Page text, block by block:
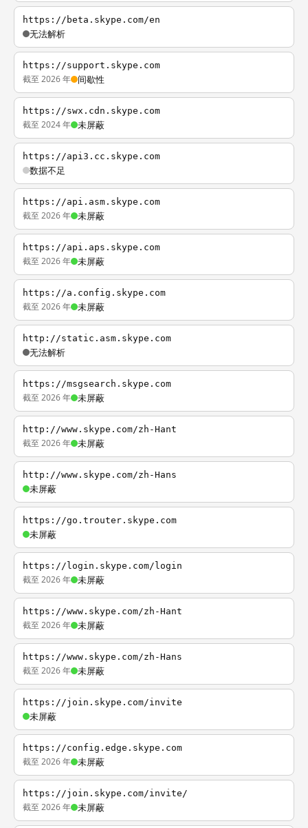
https://beta.skype.com/en
无法解析
https://support.skype.com
截至 2026 年 间歇性
https://swx.cdn.skype.com
截至 2024 年 未屏蔽
https://api3.cc.skype.com
数据不足
https://api.asm.skype.com
截至 2026 年 未屏蔽
https://api.aps.skype.com
截至 2026 年 未屏蔽
https://a.config.skype.com
截至 2026 年 未屏蔽
http://static.asm.skype.com
无法解析
https://msgsearch.skype.com
截至 2026 年 未屏蔽
http://www.skype.com/zh-Hant
截至 2026 年 未屏蔽
http://www.skype.com/zh-Hans
未屏蔽
https://go.trouter.skype.com
未屏蔽
https://login.skype.com/login
截至 2026 年 未屏蔽
https://www.skype.com/zh-Hant
截至 2026 年 未屏蔽
https://www.skype.com/zh-Hans
截至 2026 年 未屏蔽
https://join.skype.com/invite
未屏蔽
https://config.edge.skype.com
截至 2026 年 未屏蔽
https://join.skype.com/invite/
截至 2026 年 未屏蔽